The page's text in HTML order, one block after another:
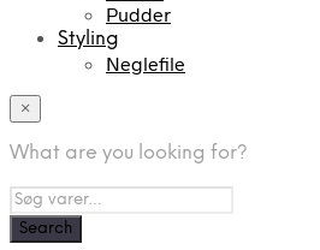
Pudder
Styling
Neglefile
×
What are you looking for?